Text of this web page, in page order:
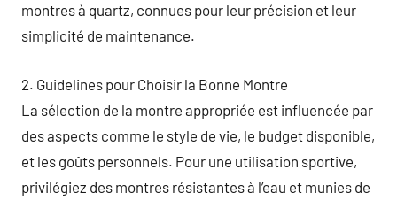
montres à quartz, connues pour leur précision et leur
simplicité de maintenance.
2. Guidelines pour Choisir la Bonne Montre
La sélection de la montre appropriée est influencée par
des aspects comme le style de vie, le budget disponible,
et les goûts personnels. Pour une utilisation sportive,
privilégiez des montres résistantes à l’eau et munies de